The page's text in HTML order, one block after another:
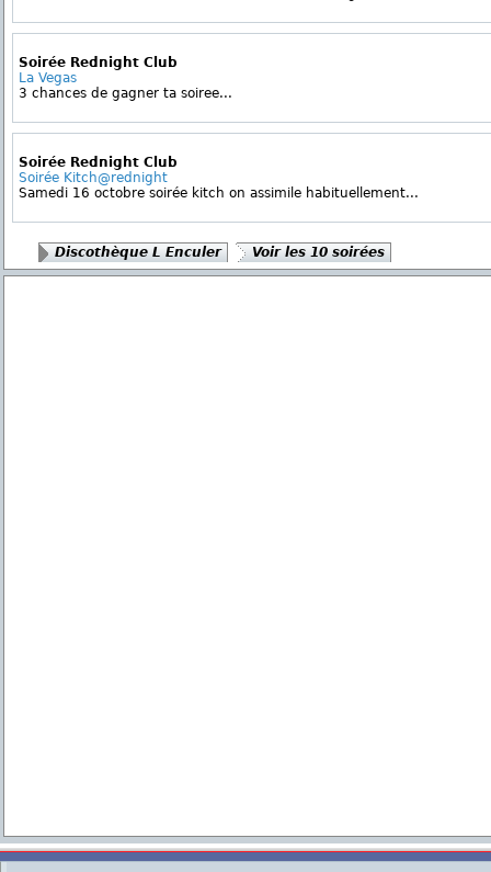
Soirée Rednight Club
La Vegas
3 chances de gagner ta soiree...
Soirée Rednight Club
Soirée Kitch@rednight
Samedi 16 octobre soirée kitch on assimile habituellement...
Discothèque L Enculer Voir les 10 soirées